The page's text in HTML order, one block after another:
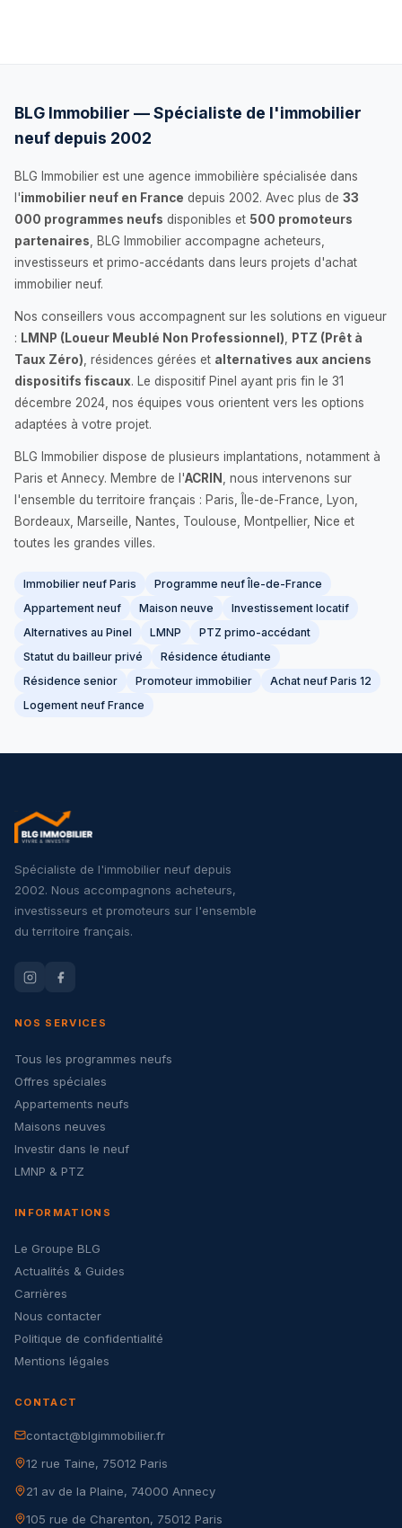
BLG Immobilier — Spécialiste de l'immobilier
neuf depuis 2002
BLG Immobilier est une agence immobilière spécialisée dans
l'immobilier neuf en France depuis 2002. Avec plus de 33
000 programmes neufs disponibles et 500 promoteurs
partenaires , BLG Immobilier accompagne acheteurs,
investisseurs et primo-accédants dans leurs projets d'achat
immobilier neuf.
Nos conseillers vous accompagnent sur les solutions en vigueur
: LMNP (Loueur Meublé Non Professionnel)
PTZ (Prêt à
Taux Zéro) , résidences gérées et alternatives aux anciens
dispositifs fiscaux. Le dispositif Pinel ayant pris fin le 31
décembre 2024, nos équipes vous orientent vers les options
adaptées à votre projet.
BLG Immobilier dispose de plusieurs implantations, notamment à
Paris et Annecy. Membre de l'ACRIN
, nous intervenons sur
l'ensemble du territoire français : Paris, Île-de-France, Lyon,
Bordeaux, Marseille, Nantes, Toulouse, Montpellier, Nice et
toutes les grandes villes.
Immobilier neuf Paris
Programme neuf Île-de-France
Appartement neuf
Maison neuve
Investissement locatif
Alternatives au Pinel
LMNP
PTZ primo-accédant
Statut du bailleur privé
Résidence étudiante
Résidence senior
Promoteur immobilier
Achat neuf Paris 12
Logement neuf France
Spécialiste de l'immobilier neuf depuis
2002. Nous accompagnons acheteurs,
investisseurs et promoteurs sur l'ensemble
du territoire français.
NOS SERVICES
Tous les programmes neufs
Offres spéciales
Appartements neufs
Maisons neuves
Investir dans le neuf
LMNP & PTZ
INFORMATIONS
Le Groupe BLG
Actualités & Guides
Carrières
Nous contacter
Politique de confidentialité
Mentions légales
CONTACT
contact@blgimmobilier.fr
12 rue Taine, 75012 Paris
21 av de la Plaine, 74000 Annecy
105 rue de Charenton, 75012 Paris